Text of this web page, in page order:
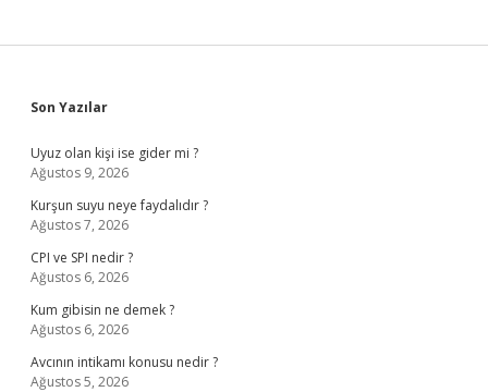
Sidebar
Son Yazılar
Uyuz olan kişi ise gider mi ?
Ağustos 9, 2026
Kurşun suyu neye faydalıdır ?
Ağustos 7, 2026
CPI ve SPI nedir ?
Ağustos 6, 2026
Kum gibisin ne demek ?
Ağustos 6, 2026
Avcının intikamı konusu nedir ?
Ağustos 5, 2026